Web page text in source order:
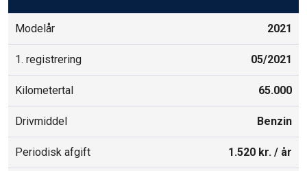
Modelår 2021
1. registrering 05/2021
Kilometertal 65.000
Drivmiddel Benzin
Periodisk afgift 1.520 kr. / år